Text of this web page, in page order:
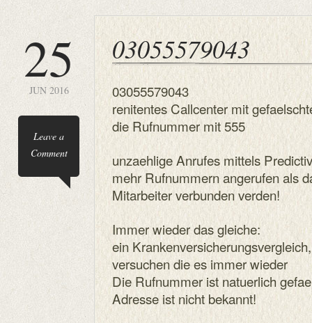
25
JUN 2016
Leave a
Comment
03055579043
03055579043
renitentes Callcenter mit
die Rufnummer mit 555
unzaehlige Anrufes mittels
mehr Rufnummern angerufen als
Mitarbeiter verbunden verden!
Immer wieder das gleiche:
ein
versuchen die es immer wieder
Die Rufnummer ist natuerlich
Adresse ist nicht bekannt!